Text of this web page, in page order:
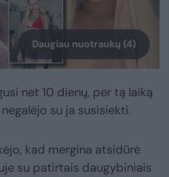
Daugiau nuotraukų (4)
net 10 dienų, per tą laiką
su ja susisiekti.
kad mergina atsidūrė
su patirtais daugybiniais